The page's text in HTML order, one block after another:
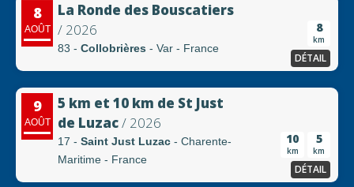
8
AOÛT
La Ronde des Bouscatiers
/ 2026
83 - Collobrières - Var - France
8
km
DÉTAIL
9
AOÛT
5 km et 10 km de St Just
de Luzac/ 2026
17 - Saint Just Luzac - Charente-
Maritime - France
10
km
5
km
DÉTAIL